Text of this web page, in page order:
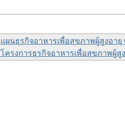
แผนธุรกิจอาหารเพื่อสุขภาพผู้สูงอายุ
โครงการธุรกิจอาหารเพื่อสุขภาพผู้สู